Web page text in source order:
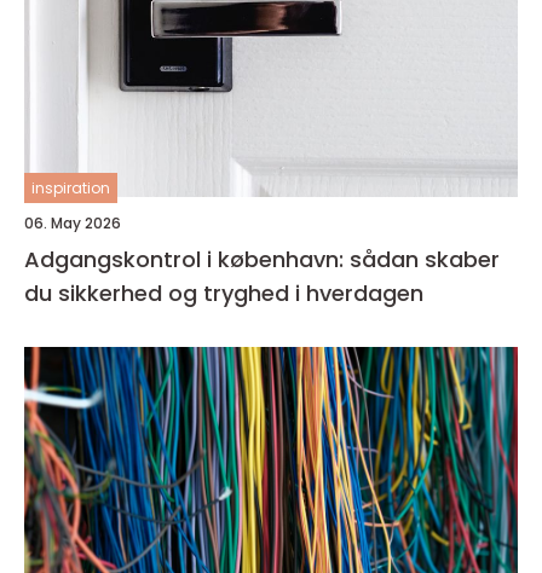
inspiration
06. May 2026
Adgangskontrol i københavn: sådan skaber
du sikkerhed og tryghed i hverdagen